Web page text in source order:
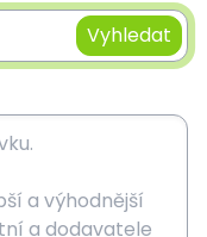
Vyhledat